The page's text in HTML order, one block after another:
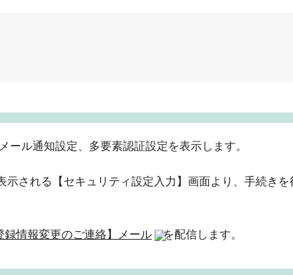
ル通知設定、多要素認証設定を表示します。
される【セキュリティ設定入力】画面より、手続きを
録情報変更のご連絡】メール を配信します。